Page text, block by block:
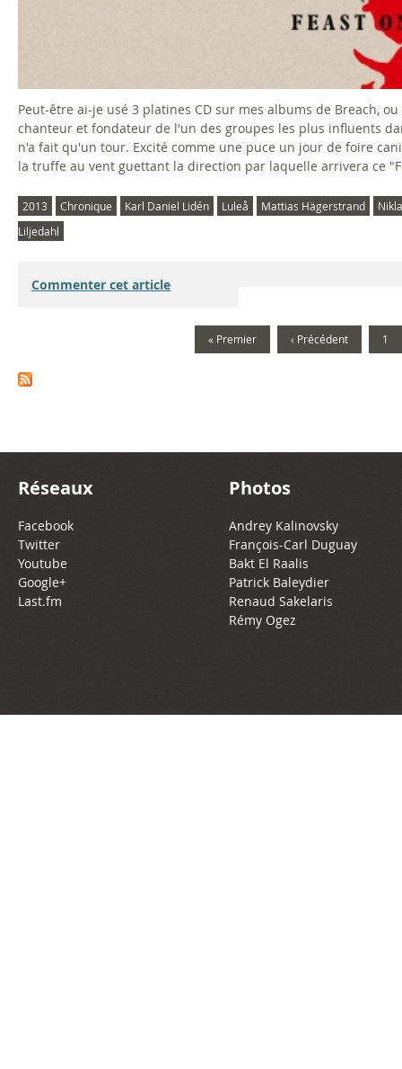
Peut-être ai-je usé 3 platines CD sur mes albums de Breach,
chanteur et fondateur de l'un des groupes les plus influents
n'a fait qu'un tour. Excité comme une puce un jour de foire
la truffe au vent guettant la direction par laquelle arrivera ce
2013 Chronique Karl Daniel Lidén Luleå Mattias Hägerstrand
Liljedahl
Commenter cet article
« Premier ‹ Précédent 1
Réseaux
Facebook
Twitter
Youtube
Google+
Last.fm
Photos
Andrey Kalinovsky
François-Carl Duguay
Bakt El Raalis
Patrick Baleydier
Renaud Sakelaris
Rémy Ogez